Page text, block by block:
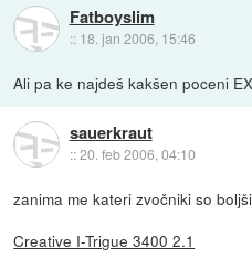
Fatboyslim
:: 18. jan 2006, 15:46
Ali pa ke najdeš kakšen poceni
sauerkraut
::20. feb 2006, 04:10
zanima me kateri zvočniki so
Creative I-Trigue 3400 2.1